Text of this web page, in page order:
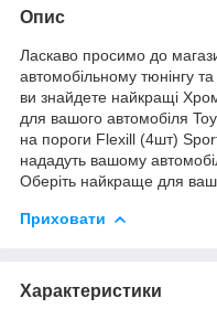
Опис
Ласкаво просимо до
автомобільному тюнінгу
ви знайдете найкращі
для вашого автомобіля
на пороги Flexill (4шт)
нададуть вашому
Оберіть найкраще для
Приховати
Характеристики